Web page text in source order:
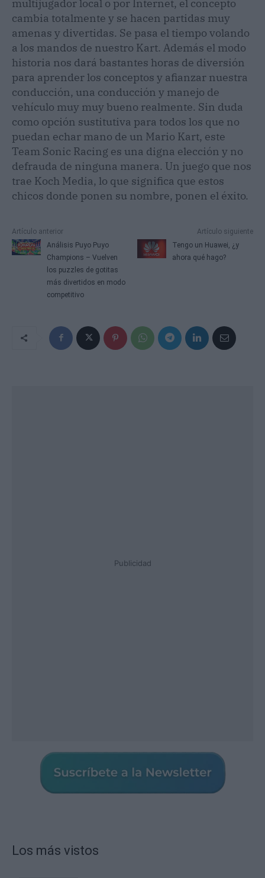
multijugador local o por Internet, el concepto
cambia totalmente y se hacen partidas muy
amenas y divertidas. Se pasa el tiempo volando
a los mandos de nuestro Kart. Además el modo
historia nos dará bastantes horas de diversión
para aprender los conceptos y afianzar nuestra
conducción, una conducción y manejo de
vehículo muy muy bueno realmente. Sin duda
como opción sustitutiva para todos los que no
puedan echar mano de un Mario Kart, este
Team Sonic Racing es una digna elección y no
defrauda de ninguna manera. Un juego que nos
trae Koch Media, lo que significa que estos
chicos donde ponen su nombre, ponen el éxito.
Artículo anterior
Análisis Puyo Puyo
Champions – Vuelven
los puzzles de gotitas
más divertidos en modo
competitivo
Artículo siguiente
Tengo un Huawei, ¿y
ahora qué hago?
Publicidad
Los más vistos